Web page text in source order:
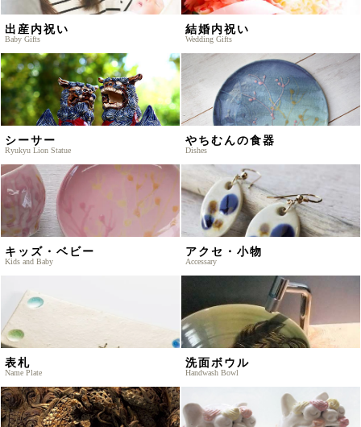
出産内祝い
Baby Gifts
結婚内祝い
Wedding Gifts
シーサー
Ryukyu Lion Statue
やちむんの食器
Dishes
キッズ・ベビー
Kids and Baby
アクセ・小物
Accessary
表札
Name Plate
洗面ボウル
Handwash Bowl